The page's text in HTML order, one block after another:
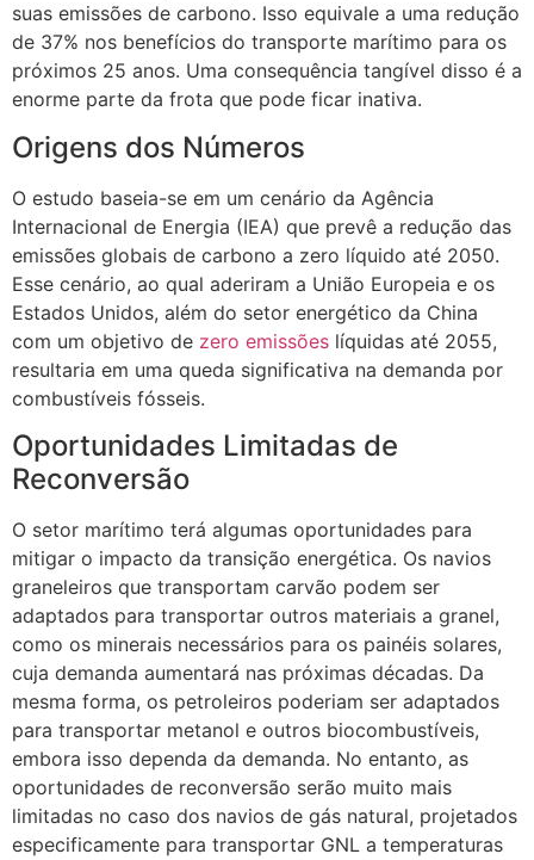
suas emissões de carbono. Isso equivale a uma redução
de 37% nos benefícios do transporte marítimo para os
próximos 25 anos. Uma consequência tangível disso é a
enorme parte da frota que pode ficar inativa.
Origens dos Números
O estudo baseia-se em um cenário da Agência
Internacional de Energia (IEA) que prevê a redução das
emissões globais de carbono a zero líquido até 2050.
Esse cenário, ao qual aderiram a União Europeia e os
Estados Unidos, além do setor energético da China
com um objetivo de zero emissões líquidas até 2055,
resultaria em uma queda significativa na demanda por
combustíveis fósseis.
Oportunidades Limitadas de
Reconversão
O setor marítimo terá algumas oportunidades para
mitigar o impacto da transição energética. Os navios
graneleiros que transportam carvão podem ser
adaptados para transportar outros materiais a granel,
como os minerais necessários para os painéis solares,
cuja demanda aumentará nas próximas décadas. Da
mesma forma, os petroleiros poderiam ser adaptados
para transportar metanol e outros biocombustíveis,
embora isso dependa da demanda. No entanto, as
oportunidades de reconversão serão muito mais
limitadas no caso dos navios de gás natural, projetados
especificamente para transportar GNL a temperaturas